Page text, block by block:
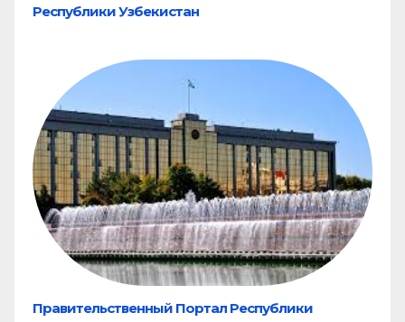
Республики Узбекистан
Правительственный Портал Республики